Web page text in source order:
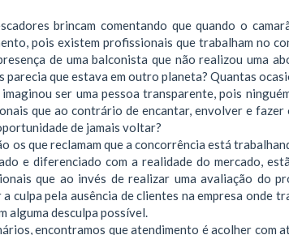
brincam comentando que quando o
pois existem profissionais que trabalham no
de uma balconista que não realizou uma
que estava em outro planeta? Quantas
ser uma pessoa transparente, pois
que ao contrário de encantar, envolver e
de jamais voltar?
os que reclamam que a concorrência está
e diferenciado com a realidade do mercado,
que ao invés de realizar uma avaliação do
culpa pela ausência de clientes na empresa onde
alguma desculpa possível.
encontramos que atendimento é acolher com